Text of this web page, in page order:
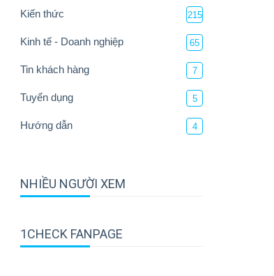
Kiến thức 215
Kinh tế - Doanh nghiệp 65
Tin khách hàng 7
Tuyển dụng 5
Hướng dẫn 4
NHIỀU NGƯỜI XEM
1CHECK FANPAGE